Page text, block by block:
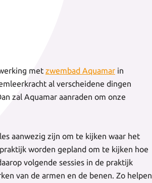
met zwembad Aquamar in
al verscheidene dingen
zal Aquamar aanraden om onze
aanwezig zijn om te kijken waar het
worden gepland om te kijken hoe
volgende sessies in de praktijk
van de armen en de benen. Zo helpen